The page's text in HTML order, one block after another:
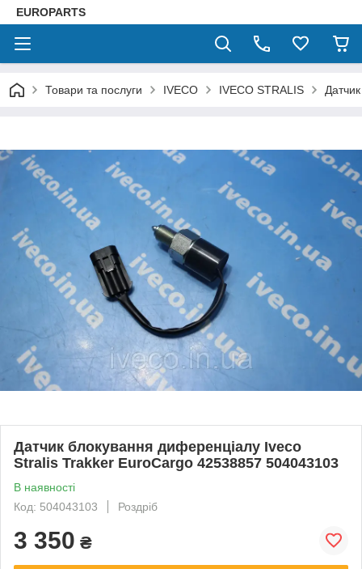
EUROPARTS
Товари та послуги IVECO IVECO STRALIS
Датчик блокування диференціалу Iveco
Stralis Trakker EuroCargo 42538857 504043103
В наявності
Код: 504043103
Роздріб
3 350 ₴